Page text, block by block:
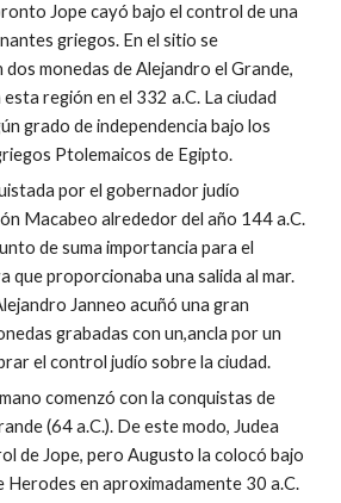
Jope cayó bajo el control de una
griegos. En el sitio se
monedas de Alejandro el Grande,
región en el 332 a.C. La ciudad
grado de independencia bajo los
Ptolemaicos de Egipto.
por el gobernador judío
Macabeo alrededor del año 144 a.C.
de suma importancia para el
que proporcionaba una salida al mar.
Janneo acuñó una gran
grabadas con un,ancla por un
el control judío sobre la ciudad.
comenzó con la conquistas de
(64 a.C.). De este modo, Judea
de Jope, pero Augusto la colocó bajo
Herodes en aproximadamente 30 a.C.